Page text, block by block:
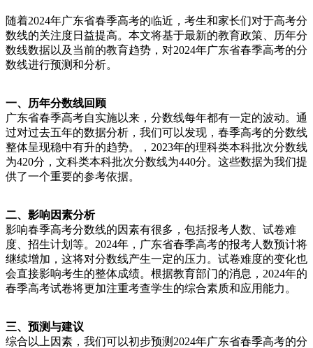
随着2024年广东省春季高考的临近，考生和家长们对于高考分
数线的关注度日益提高。本文将基于最新的教育政策、历年分
数线数据以及当前的教育趋势，对2024年广东省春季高考的分
数线进行预测和分析。
一、历年分数线回顾
广东省春季高考自实施以来，分数线每年都有一定的波动。通
过对过去五年的数据分析，我们可以发现，春季高考的分数线
整体呈现稳中有升的趋势。，2023年的理科类本科批次分数线
为420分，文科类本科批次分数线为440分。这些数据为我们提
供了一个重要的参考依据。
二、影响因素分析
影响春季高考分数线的因素有很多，包括报考人数、试卷难
度、招生计划等。2024年，广东省春季高考的报考人数预计将
继续增加，这将对分数线产生一定的压力。试卷难度的变化也
会直接影响考生的整体成绩。根据教育部门的消息，2024年的
春季高考试卷将更加注重考查学生的综合素质和应用能力。
三、预测与建议
综合以上因素，我们可以初步预测2024年广东省春季高考的分